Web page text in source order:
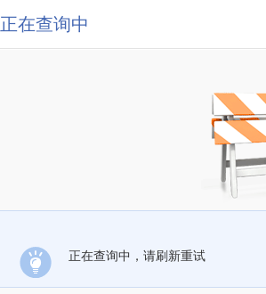
正在查询中
正在查询中，请刷新重试